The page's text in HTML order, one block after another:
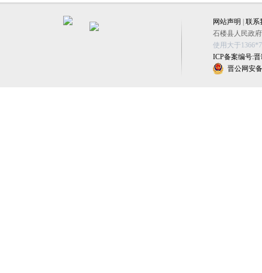
网站声明
联系
石楼县人民政
使用大于
ICP备案编号:晋
晋公网安